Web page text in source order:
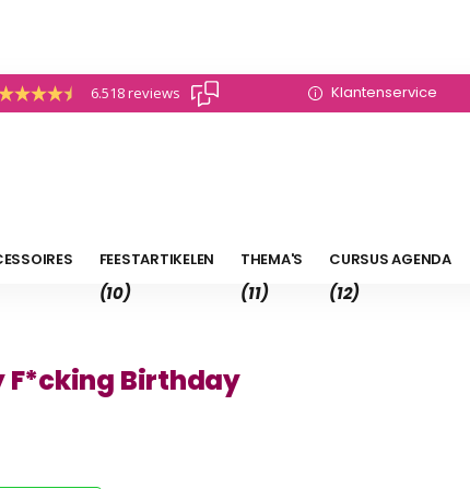
6.518 reviews Klantenservice
FEESTARTIKELEN
(10)
THEMA'S
(11)
CURSUS AGENDA
(12)
F*cking Birthday